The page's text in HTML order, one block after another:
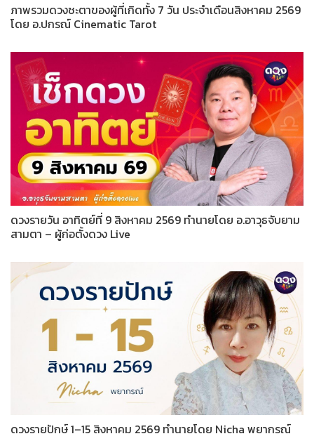
ภาพรวมดวงชะตาของผู้ที่เกิดทั้ง 7 วัน ประจำเดือนสิงหาคม 2569
โดย อ.ปกรณ์ Cinematic Tarot
ดวงรายวัน อาทิตย์ที่ 9 สิงหาคม 2569 ทำนายโดย อ.อาวุธจับยาม
สามตา – ผู้ก่อตั้งดวง Live
ดวงรายปักษ์ 1–15 สิงหาคม 2569 ทำนายโดย Nicha พยากรณ์